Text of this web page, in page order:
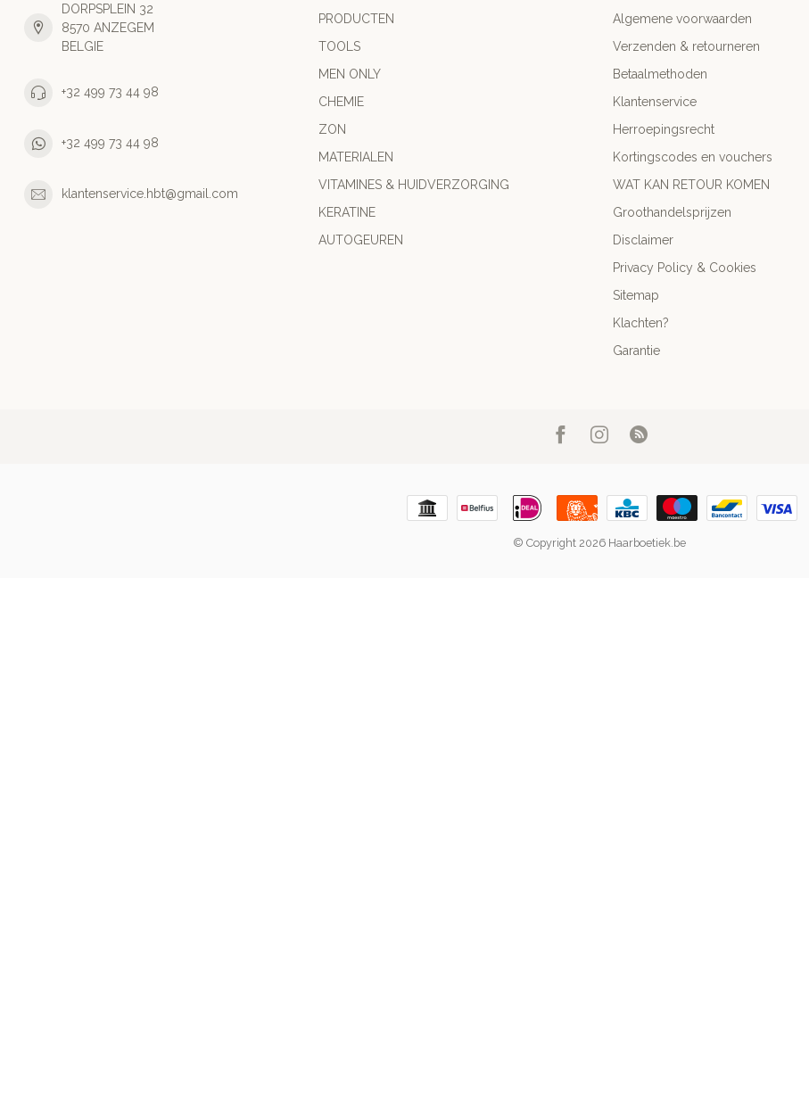
DORPSPLEIN 32
8570 ANZEGEM
BELGIE
+32 499 73 44 98
+32 499 73 44 98
klantenservice.hbt@gmail.com
PRODUCTEN
TOOLS
MEN ONLY
CHEMIE
ZON
MATERIALEN
VITAMINES & HUIDVERZORGING
KERATINE
AUTOGEUREN
Algemene voorwaarden
Verzenden & retourneren
Betaalmethoden
Klantenservice
Herroepingsrecht
Kortingscodes en vouchers
WAT KAN RETOUR KOMEN
Groothandelsprijzen
Disclaimer
Privacy Policy & Cookies
Sitemap
Klachten?
Garantie
© Copyright 2026 Haarboetiek.be